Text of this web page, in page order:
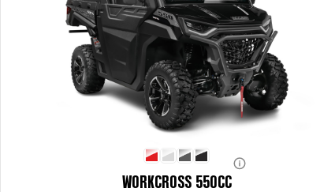
WORKCROSS 550CC